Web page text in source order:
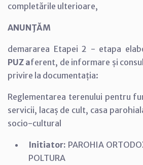
completările ulterioare,
ANUNŢĂM
demararea Etapei 2 - etapa
PUZ aferent, de informare și
privire la documentația:
Reglementarea terenului pentru
servicii, lacaș de cult, casa
socio-cultural
Initiator: PAROHIA
POLTURA